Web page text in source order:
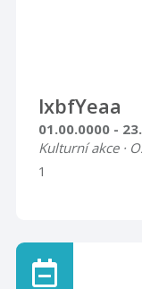
lxbfYeaa
01.00.0000 -
Kulturní akce ·
1